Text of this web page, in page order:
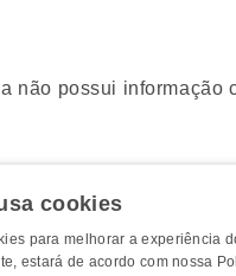
não possui informação
cookies
para melhorar a experiência
estará de acordo com nossa